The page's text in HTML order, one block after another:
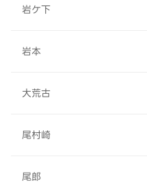
岩ケ下
岩本
大荒古
尾村崎
尾郎